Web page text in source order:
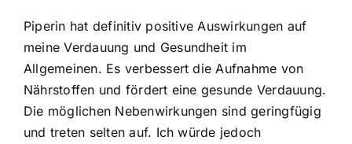
Piperin hat definitiv positive Auswirkungen auf
meine Verdauung und Gesundheit im
Allgemeinen. Es verbessert die Aufnahme von
Nährstoffen und fördert eine gesunde Verdauung.
Die möglichen Nebenwirkungen sind geringfügig
und treten selten auf. Ich würde jedoch